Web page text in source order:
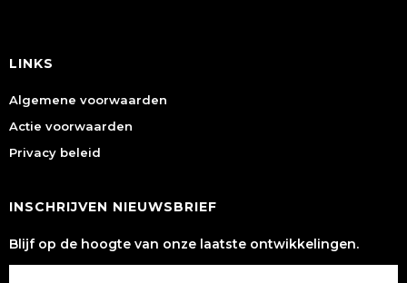
LINKS
Algemene voorwaarden
Actie voorwaarden
Privacy beleid
INSCHRIJVEN NIEUWSBRIEF
Blijf op de hoogte van onze laatste ontwikkelingen.